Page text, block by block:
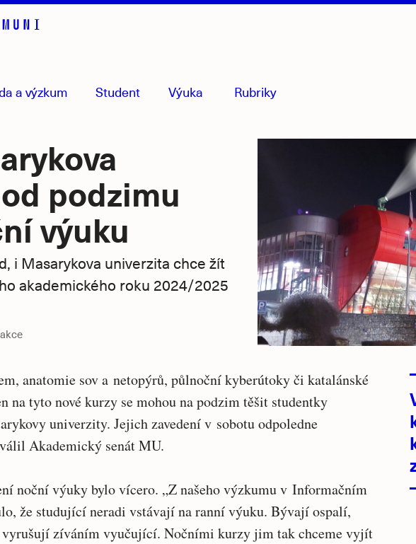
a výzkum Student Výuka Rubriky
podzimu
výuku
i Masarykova univerzita chce žít
akademického roku 2024/2025
anatomie sov a netopýrů, půlnoční kyberútoky či katalánské
na tyto nové kurzy se mohou na podzim těšit studentky
univerzity. Jejich zavedení v sobotu odpoledne
Akademický senát MU.
noční výuky bylo vícero. „Z našeho výzkumu v Informačním
že studující neradi vstávají na ranní výuku. Bývají ospalí,
zíváním vyučující. Nočními kurzy jim tak chceme vyjít